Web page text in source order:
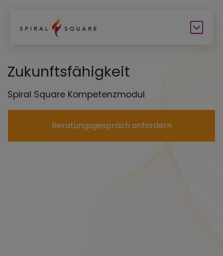
Zukunftsfähigkeit
Spiral Square Kompetenzmodul
Beratungsgespräch anfordern